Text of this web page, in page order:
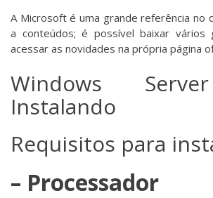
A Microsoft é uma grande referência no
a conteúdos; é possível baixar vários
acessar as novidades na própria página
Windows
Instalando
Requisitos para
– Processador